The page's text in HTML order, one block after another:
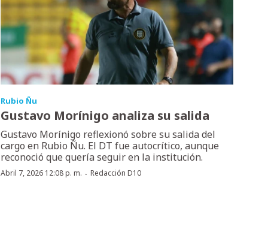
Rubio Ñu
Gustavo Morínigo analiza su salida
Gustavo Morínigo reflexionó sobre su salida del
cargo en Rubio Ñu. El DT fue autocrítico, aunque
reconoció que quería seguir en la institución.
Abril 7, 2026 12:08 p. m. · Redacción D10